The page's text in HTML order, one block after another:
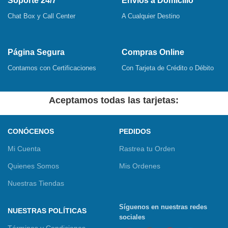
Chat Box y Call Center A Cualquier Destino
Página Segura
Contamos con Certificaciones
Compras Online
Con Tarjeta de Crédito o Débito
Aceptamos todas las tarjetas:
CONÓCENOS
Mi Cuenta
Quienes Somos
Nuestras Tiendas
PEDIDOS
Rastrea tu Orden
Mis Ordenes
NUESTRAS POLÍTICAS
Síguenos en nuestras redes
sociales